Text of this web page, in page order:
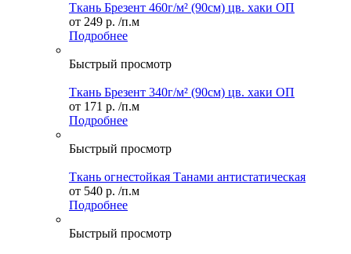
Ткань Брезент 460г/м² (90см) цв. хаки ОП
от 249 р. /п.м
Подробнее
Быстрый просмотр
Ткань Брезент 340г/м² (90см) цв. хаки ОП
от 171 р. /п.м
Подробнее
Быстрый просмотр
Ткань огнестойкая Танами антистатическая
от 540 р. /п.м
Подробнее
Быстрый просмотр